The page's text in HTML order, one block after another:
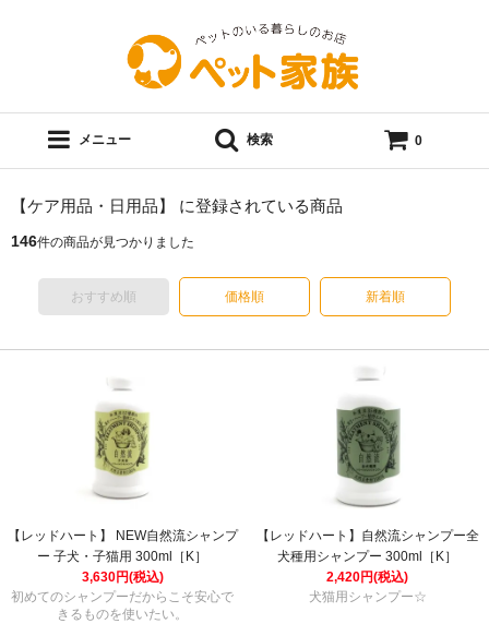
メニュー 検索 0
【ケア用品・日用品】 に登録されている商品
146件の商品が見つかりました
おすすめ順 価格順 新着順
【レッドハート】 NEW自然流シャンプ
ー 子犬・子猫用 300ml［K］
3,630円(税込)
初めてのシャンプーだからこそ安心で
きるものを使いたい。
【レッドハート】自然流シャンプー全
犬種用シャンプー 300ml［K］
2,420円(税込)
犬猫用シャンプー☆